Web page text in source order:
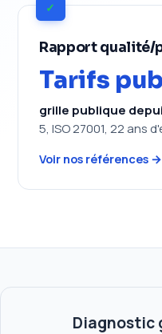
✓
Rapport qualité/
Tarifs
grille publique
5, ISO 27001, 22 ans
Voir nos références →
Diagnostic